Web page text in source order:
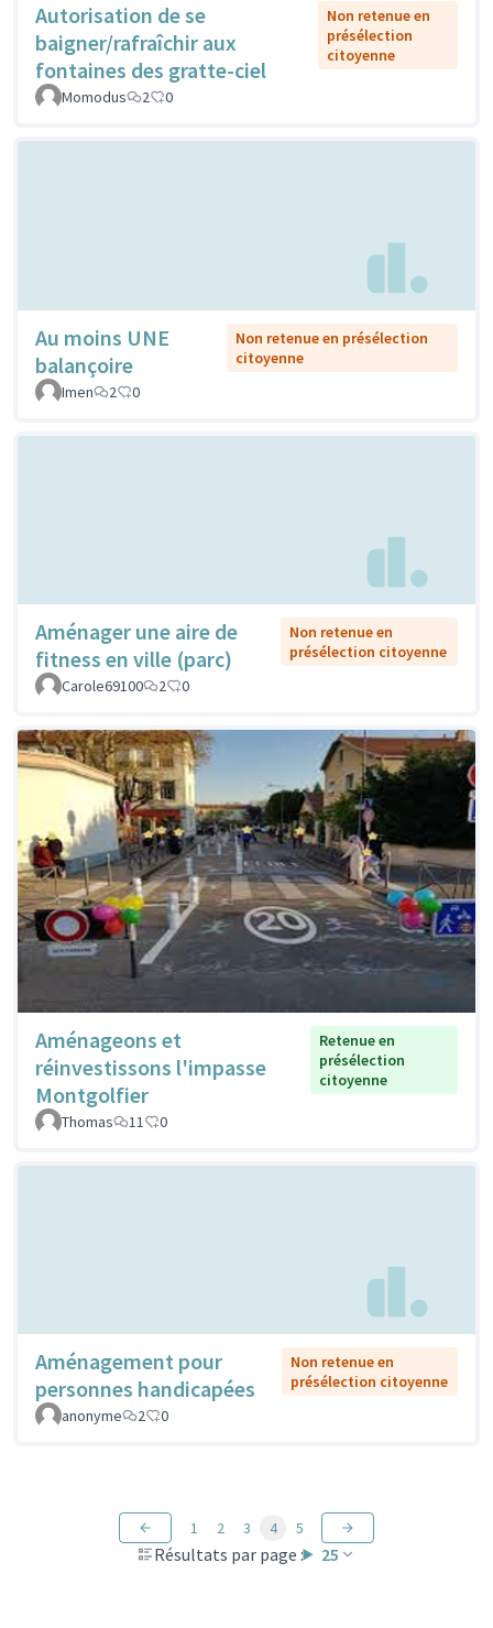
Autorisation de se
baigner/rafraîchir aux
fontaines des gratte-ciel
Non retenue en
présélection
citoyenne
Momodus 2 0
Au moins UNE
balançoire
Non retenue en présélection
citoyenne
Imen
2 0
Aménager une aire de
fitness en ville (parc)
Non retenue en
présélection citoyenne
Carole69100
2 0
Aménageons et
réinvestissons l'impasse
Montgolfier
Retenue en
présélection
citoyenne
Thomas 11 0
Aménagement pour
personnes handicapées
Non retenue en
présélection citoyenne
anonyme
2 0
Résultats par page : 25
1 2 3 4 5